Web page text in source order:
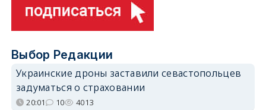
Выбор Редакции
Украинские дроны заставили севастопольцев
задуматься о страховании
20:01 10 4013